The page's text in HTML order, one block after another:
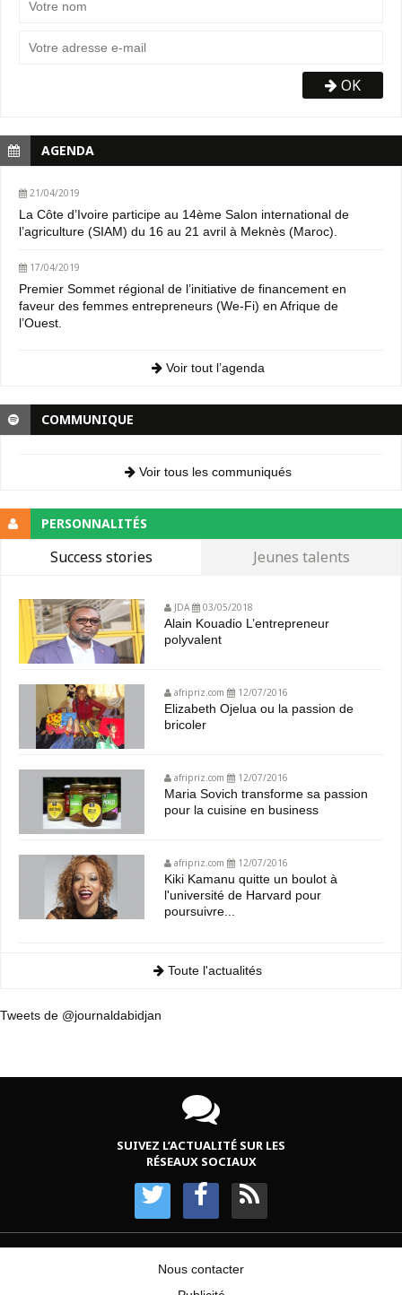
OK
AGENDA
21/04/2019
La Côte d’Ivoire participe au 14ème Salon international de
l’agriculture (SIAM) du 16 au 21 avril à Meknès (Maroc).
17/04/2019
Premier Sommet régional de l’initiative de financement en
faveur des femmes entrepreneurs (We-Fi) en Afrique de
l’Ouest.
Voir tout l’agenda
COMMUNIQUE
Voir tous les communiqués
PERSONNALITÉS
Success stories Jeunes talents
JDA 03/05/2018
Alain Kouadio L’entrepreneur
polyvalent
afripriz.com 12/07/2016
Elizabeth Ojelua ou la passion de
bricoler
afripriz.com 12/07/2016
Maria Sovich transforme sa passion
pour la cuisine en business
afripriz.com 12/07/2016
Kiki Kamanu quitte un boulot à
l'université de Harvard pour
poursuivre...
Toute l'actualités
Tweets de @journaldabidjan
SUIVEZ L’ACTUALITÉ SUR LES
RÉSEAUX SOCIAUX
Nous contacter